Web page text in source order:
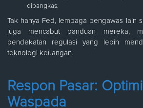
dipangkas.
Tak hanya Fed, lembaga pengawas lain
juga mencabut panduan mereka,
pendekatan regulasi yang lebih
teknologi keuangan.
Respon Pasar:
Waspada